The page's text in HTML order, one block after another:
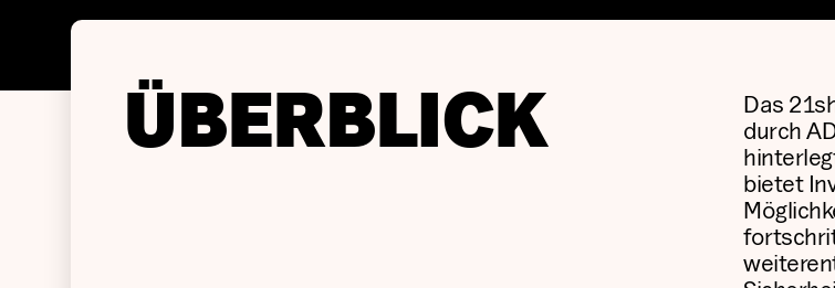
ÜBERBLICK
Das
durch
bietet